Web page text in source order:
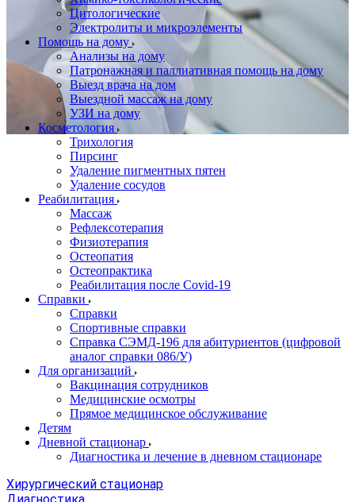
Цитологические
Электролиты и микроэлементы
Помощь на дому
Анализы на дому
Патронажная и паллиативная помощь на дому
Выезд врача на дом
Выездной массаж на дому
УЗИ на дому
Косметология
Трихология
Пирсинг
Удаление пигментных пятен
Удаление сосудов
Реабилитация
Массаж
Рефлексотерапия
Физиотерапия
Остеопатия
Остеопрактика
Реабилитация после Covid-19
Справки
Справки
Спортивные справки
Справка СЭМД‑196 для абитуриентов (цифровой
аналог справки 086/У)
Для организаций
Вакцинация сотрудников
Медицинские осмотры
Прямое медицинское обслуживание
Детям
Дневной стационар
Диагностика и лечение в дневном стационаре
Хирургический стационар